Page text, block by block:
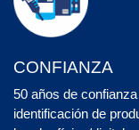
CONFIANZA
50 años de
identificación de